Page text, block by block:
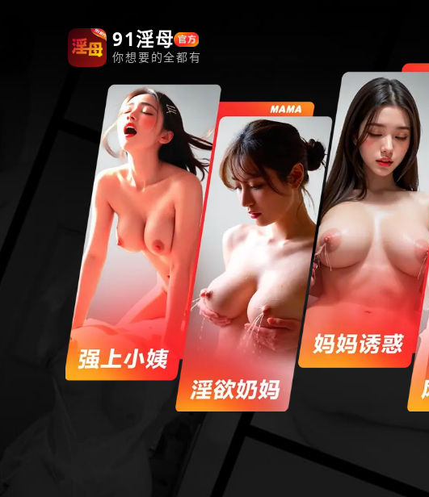
91淫母
你想要的全都有